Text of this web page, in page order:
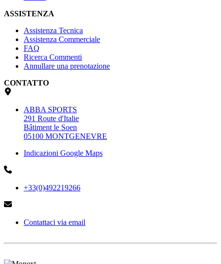
ASSISTENZA
Assistenza Tecnica
Assistenza Commerciale
FAQ
Ricerca Commenti
Annullare una prenotazione
CONTATTO
ABBA SPORTS
291 Route d'Italie
Bâtiment le Soen
05100 MONTGENEVRE
Indicazioni Google Maps
+33(0)492219266
Contattaci via email